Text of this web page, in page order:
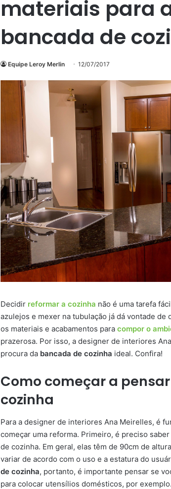
materiais para
bancada de
Equipe Leroy Merlin 12/07/2017
Decidir reformar a cozinha não é uma tarefa
azulejos e mexer na tubulação já dá vontade de
os materiais e acabamentos para compor o
prazerosa. Por isso, a designer de interiores
procura da bancada de cozinha ideal. Confira!
Como começar a
cozinha
Para a designer de interiores Ana Meirelles, é
começar uma reforma. Primeiro, é preciso
de cozinha. Em geral, elas têm de 90cm de
variar de acordo com o uso e a estatura do
de cozinha, portanto, é importante pensar se
para colocar utensílios domésticos, por exemplo.